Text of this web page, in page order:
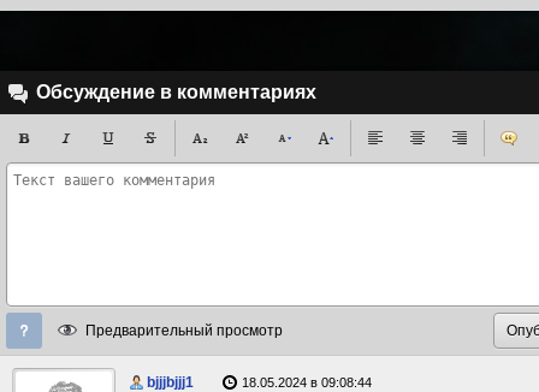
Обсуждение в комментариях
Предварительный просмотр
bjjjbjjj1 18.05.2024 в 09:08:44